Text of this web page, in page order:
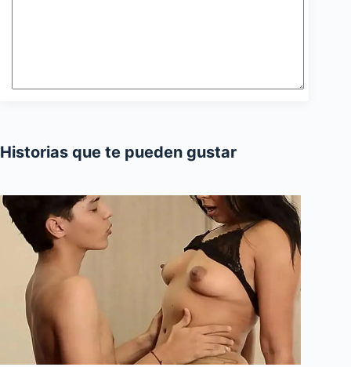
Historias que te pueden gustar